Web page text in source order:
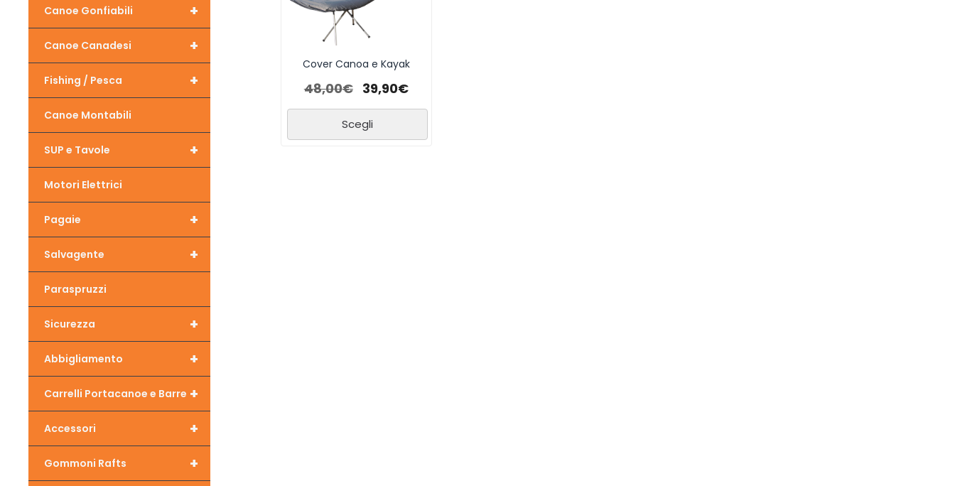
Cover Canoa e Kayak
48,00€ 39,90€
Scegli
+
Canoe Gonfiabili
+
Canoe Canadesi
+
Fishing / Pesca
Canoe Montabili
+
SUP e Tavole
Motori Elettrici
+
Pagaie
+
Salvagente
Paraspruzzi
+
Sicurezza
+
Abbigliamento
+
Carrelli Portacanoe e Barre
+
Accessori
+
Gommoni Rafts